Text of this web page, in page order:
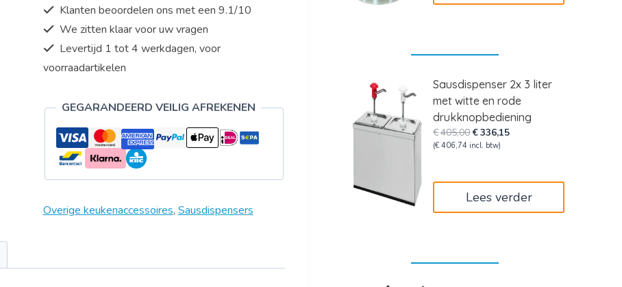
Klanten beoordelen ons met een 9.1/10
We zitten klaar voor uw vragen
Levertijd 1 tot 4 werkdagen, voor
voorraadartikelen
GEGARANDEERD VEILIG AFREKENEN
Overige keukenaccessoires, Sausdispensers
Sausdispenser 2x 3 liter
met witte en rode
drukknopbediening
€405,00Oorspronkelijke
prijs
€336,15Huidige
(€ 406,74 incl. btw)
Lees verder